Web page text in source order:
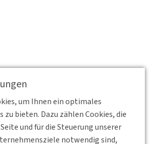
um Ihnen ein optimales
bieten. Dazu zählen Cookies, die
und für die Steuerung unserer
notwendig sind,